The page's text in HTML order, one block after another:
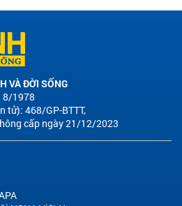
VÀ ĐỜI SỐNG
8/1978
tử): 468/GP-BTTT,
cấp ngày 21/12/2023